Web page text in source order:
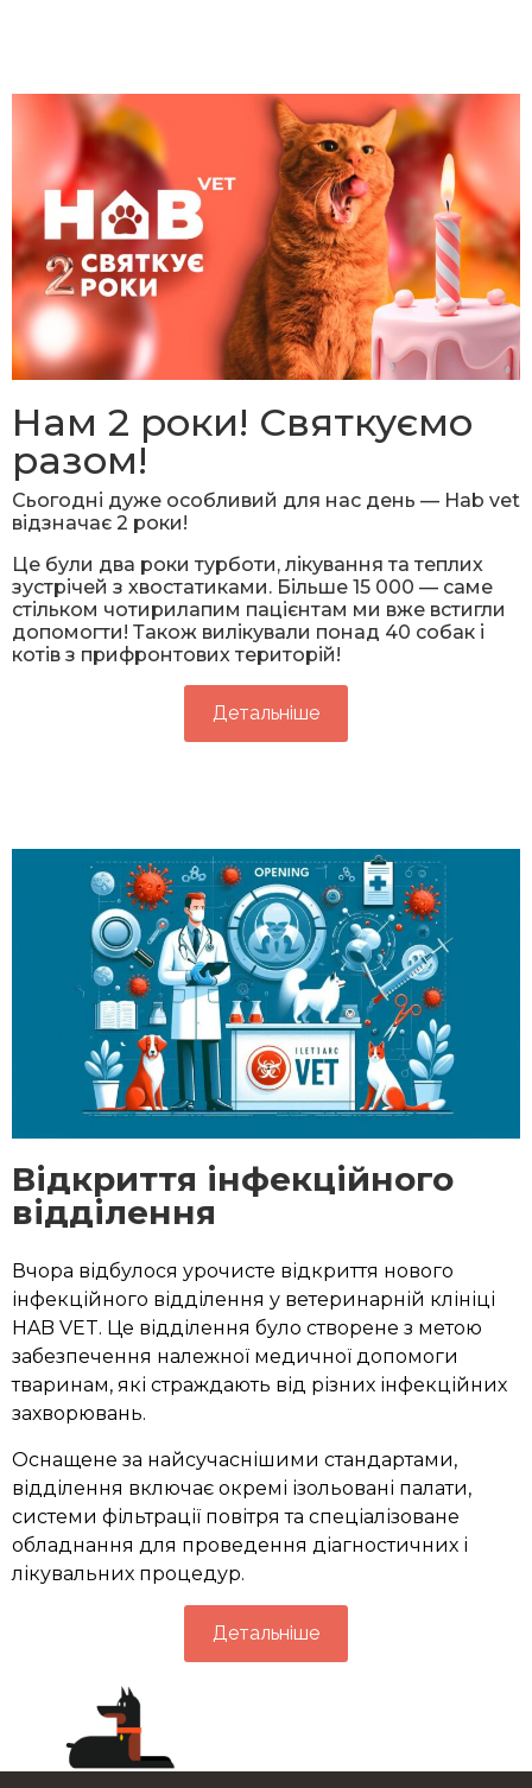
Нам 2 роки! Святкуємо
разом!
Сьогодні дуже особливий для нас день — Hab vet
відзначає 2 роки!
Це були два роки турботи, лікування та теплих
зустрічей з хвостатиками. Більше 15 000 — саме
стільком чотирилапим пацієнтам ми вже встигли
допомогти! Також вилікували понад 40 собак і
котів з прифронтових територій!
Детальніше
Відкриття інфекційного
відділення
Вчора відбулося урочисте відкриття нового
інфекційного відділення у ветеринарній клініці
HAB VET. Це відділення було створене з метою
забезпечення належної медичної допомоги
тваринам, які страждають від різних інфекційних
захворювань.
Оснащене за найсучаснішими стандартами,
відділення включає окремі ізольовані палати,
системи фільтрації повітря та спеціалізоване
обладнання для проведення діагностичних і
лікувальних процедур.
Детальніше